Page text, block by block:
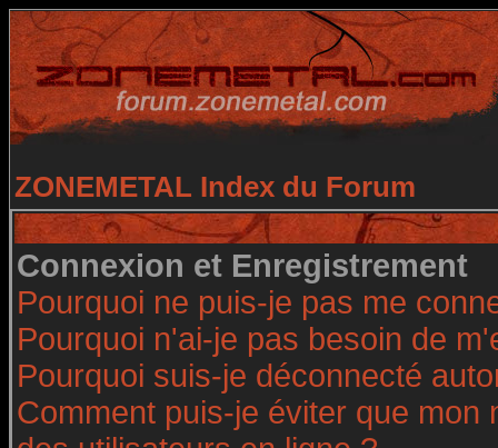
ZONEMETAL Index du Forum
Connexion et Enregistrement
Pourquoi ne puis-je pas me
Pourquoi n'ai-je pas besoin de
Pourquoi suis-je déconnecté
Comment puis-je éviter que